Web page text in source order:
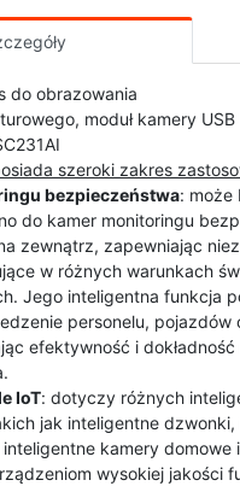
do obrazowania
moduł kamery USB
szeroki zakres
bezpieczeństwa: może
do kamer monitoringu
zewnątrz, zapewniając
w różnych warunkach
Jego inteligentna funkcja
personelu, pojazdów
efektywność i dokładność
IoT: dotyczy różnych
jak inteligentne
kamery domowe
wysokiej jakości